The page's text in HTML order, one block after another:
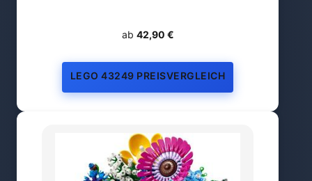
ab 42,90 €
LEGO 43249 PREISVERGLEICH